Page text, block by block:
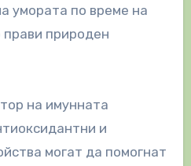
умората по време на
прави природен
на имунната
и
могат да помогнат